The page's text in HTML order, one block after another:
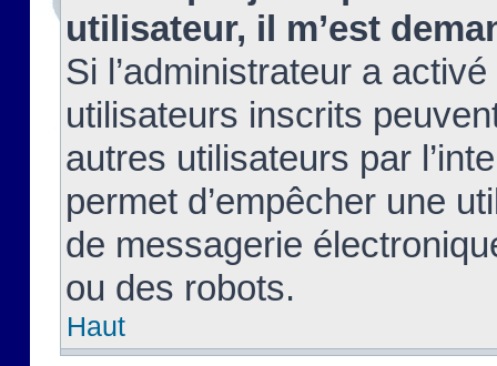
utilisateur, il m’est
Si l’administrateur a
utilisateurs inscrits
autres utilisateurs par
permet d’empêcher une
de messagerie
ou des robots.
Haut